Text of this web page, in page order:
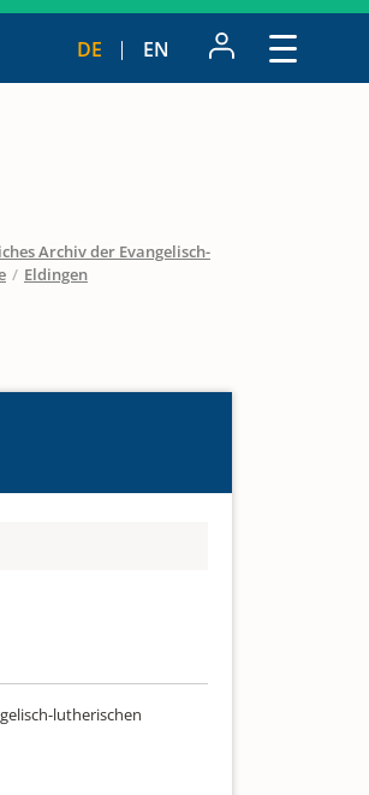
DE EN
Archiv der Evangelisch-
/ Eldingen
lutherischen